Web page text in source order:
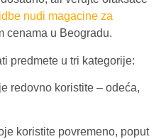
nudi magacine za
cenama u Beogradu.
predmete u tri kategorije:
redovno koristite – odeća,
koristite povremeno, poput